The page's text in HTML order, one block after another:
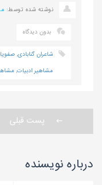
نوشته شده توسط:
بدون دیدگاه
شاعران گنابادی,
مشاهیر ادبیات,
پست قبلی
درباره نویسنده